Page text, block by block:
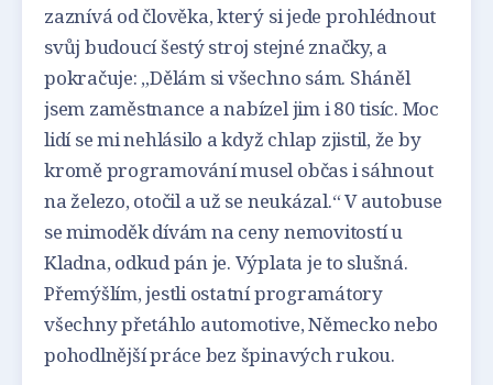
zaznívá od člověka, který si jede prohlédnout
svůj budoucí šestý stroj stejné značky, a
pokračuje: „Dělám si všechno sám. Sháněl
jsem zaměstnance a nabízel jim i 80 tisíc. Moc
lidí se mi nehlásilo a když chlap zjistil, že by
kromě programování musel občas i sáhnout
na železo, otočil a už se neukázal.“ V autobuse
se mimoděk dívám na ceny nemovitostí u
Kladna, odkud pán je. Výplata je to slušná.
Přemýšlím, jestli ostatní programátory
všechny přetáhlo automotive, Německo nebo
pohodlnější práce bez špinavých rukou.